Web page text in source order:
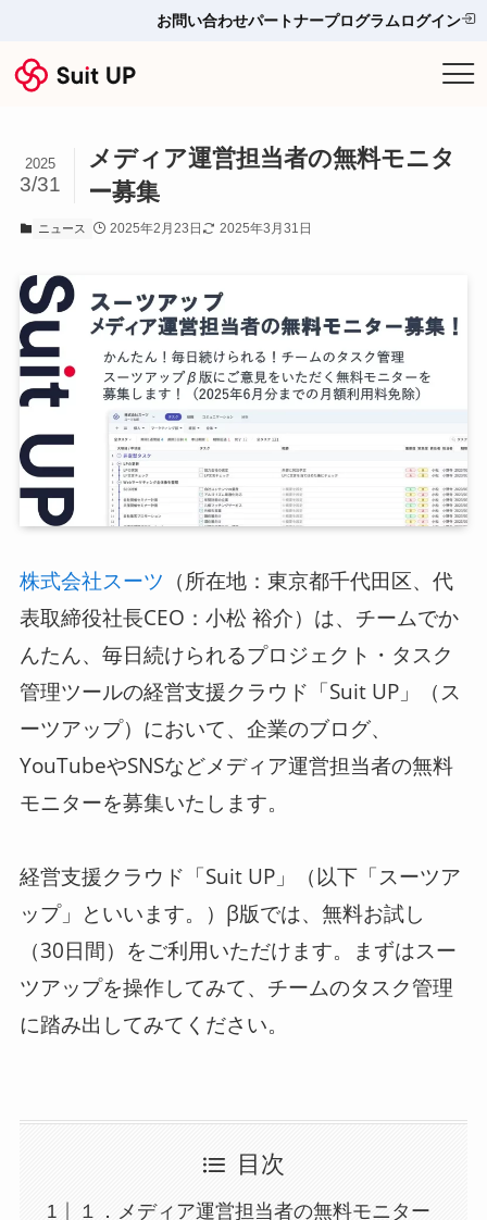
プランと料金
他ツールとの比較＆選び方
導入事例
お役立ち情報
お問い合わせ
ログイン
スーツアップを無料ではじめる▶
サービス概要資料はこちら
お問い合わせパートナープログラムログイン
メディア運営担当者の無料モニタ
ー募集
2025
3/31
ニュース 2025年2月23日 2025年3月31日
株式会社スーツ
（所在地：東京都千代田区、代
表取締役社長CEO：小松 裕介）は、チームでか
んたん、毎日続けられるプロジェクト・タスク
管理ツールの経営支援クラウド「Suit UP」（ス
ーツアップ）において、企業のブログ、
YouTubeやSNSなどメディア運営担当者の無料
モニターを募集いたします。
経営支援クラウド「Suit UP」（以下「スーツア
ップ」といいます。）β版では、無料お試し
（30日間）をご利用いただけます。まずはスー
ツアップを操作してみて、チームのタスク管理
に踏み出してみてください。
目次
１．メディア運営担当者の無料モニター